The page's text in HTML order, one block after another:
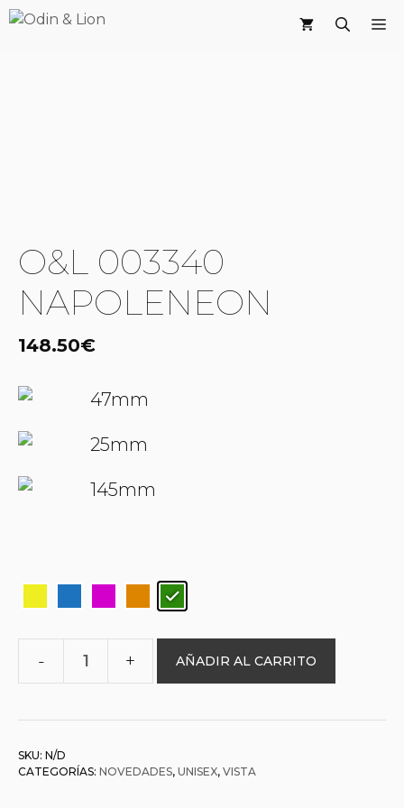
Saltar
O&L 003340
NAPOLENEON
148.50€
47mm
25mm
145mm
NAPOLENEON
AÑADIR AL CARRITO
SKU: N/D
CATEGORÍAS: NOVEDADES, UNISEX, VISTA